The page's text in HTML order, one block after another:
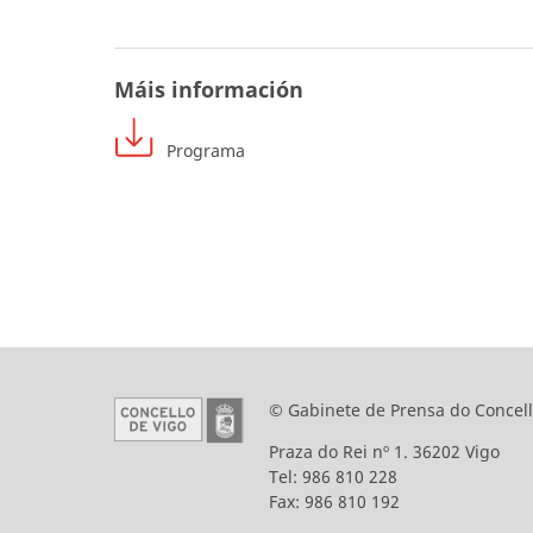
Máis información
Programa
© Gabinete de Prensa do
Praza do Rei nº 1. 36202 Vigo
Tel: 986 810 228
Fax: 986 810 192